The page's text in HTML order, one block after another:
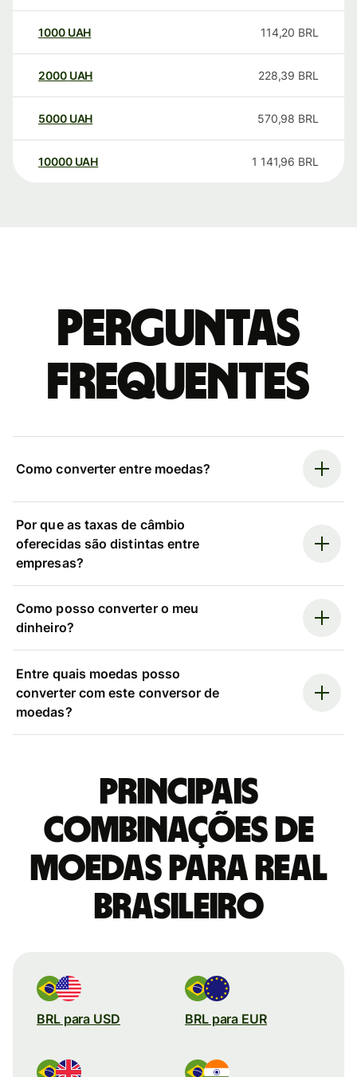
1000 UAH 114,20 BRL
2000 UAH 228,39 BRL
5000 UAH 570,98 BRL
10000 UAH 1 141,96 BRL
Perguntas
frequentes
Como converter entre moedas?
Por que as taxas de câmbio
oferecidas são distintas entre
empresas?
Como posso converter o meu
dinheiro?
Entre quais moedas posso
converter com este conversor de
moedas?
Principais
combinações de
moedas para Real
brasileiro
BRL para USD BRL para EUR